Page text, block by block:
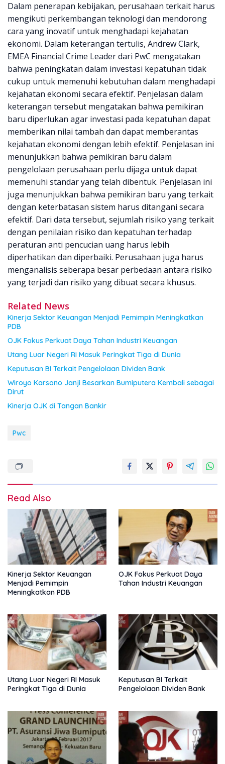
Dalam penerapan kebijakan, perusahaan terkait harus
mengikuti perkembangan teknologi dan mendorong
cara yang inovatif untuk menghadapi kejahatan
ekonomi. Dalam keterangan tertulis, Andrew Clark,
EMEA Financial Crime Leader dari PwC mengatakan
bahwa peningkatan dalam investasi kepatuhan tidak
cukup untuk memenuhi kebutuhan dalam menghadapi
kejahatan ekonomi secara efektif. Penjelasan dalam
keterangan tersebut mengatakan bahwa pemikiran
baru diperlukan agar investasi pada kepatuhan dapat
memberikan nilai tambah dan dapat memberantas
kejahatan ekonomi dengan lebih efektif. Penjelasan ini
menunjukkan bahwa pemikiran baru dalam
pengelolaan perusahaan perlu dijaga untuk dapat
memenuhi standar yang telah dibentuk. Penjelasan ini
juga menunjukkan bahwa pemikiran baru yang terkait
dengan keterbatasan sistem harus ditangani secara
efektif. Dari data tersebut, sejumlah risiko yang terkait
dengan penilaian risiko dan kepatuhan terhadap
peraturan anti pencucian uang harus lebih
diperhatikan dan diperbaiki. Perusahaan juga harus
menganalisis seberapa besar perbedaan antara risiko
yang terjadi dan risiko yang dibuat secara khusus.
Related News
Kinerja Sektor Keuangan Menjadi Pemimpin Meningkatkan
PDB
OJK Fokus Perkuat Daya Tahan Industri Keuangan
Utang Luar Negeri RI Masuk Peringkat Tiga di Dunia
Keputusan BI Terkait Pengelolaan Dividen Bank
Wiroyo Karsono Janji Besarkan Bumiputera Kembali sebagai
Dirut
Kinerja OJK di Tangan Bankir
Pwc
Read Also
Kinerja Sektor Keuangan
Menjadi Pemimpin
Meningkatkan PDB
OJK Fokus Perkuat Daya
Tahan Industri Keuangan
Utang Luar Negeri RI Masuk
Peringkat Tiga di Dunia
Keputusan BI Terkait
Pengelolaan Dividen Bank